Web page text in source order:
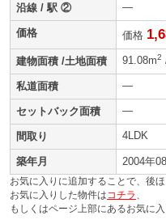
沿線 / 駅 ② —
価格 価格
建物面積 /土地面積 91.08m2
私道面積 —
セットバック面積 —
間取り 4LDK
築年月 2004年
お気に入りに追加することで、後
お気に入りした物件はコチラ 、
もしくはページ上部にあるお気に